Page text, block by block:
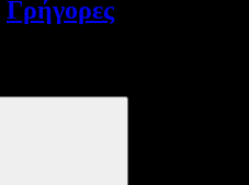
Γρήγορες